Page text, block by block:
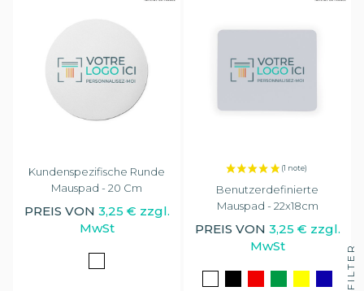
Kundenspezifische Runde
Mauspad - 20 Cm
PREIS VON 3,25 € zzgl.
MwSt
Benutzerdefinierte
Mauspad - 22x18cm
PREIS VON 3,25 € zzgl.
MwSt
FILTER